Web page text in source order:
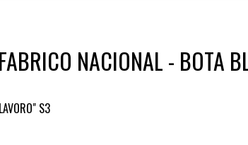
NACIONAL - BOTA
S3